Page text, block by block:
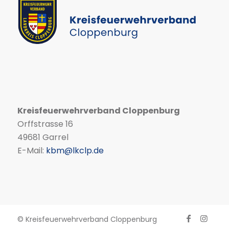
Kreisfeuerwehrverband Cloppenburg
Orffstrasse 16
49681 Garrel
E-Mail: kbm@lkclp.de
© Kreisfeuerwehrverband Cloppenburg